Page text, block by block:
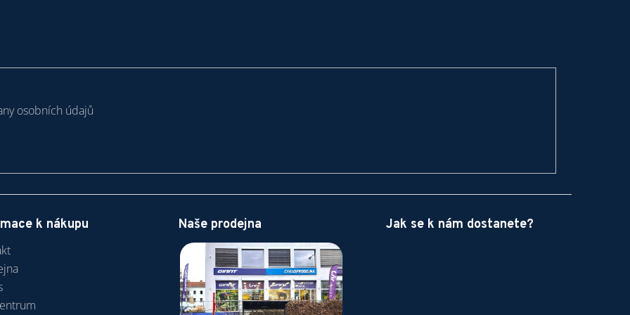
osobních údajů
k nákupu Naše prodejna Jak se k nám dostanete?